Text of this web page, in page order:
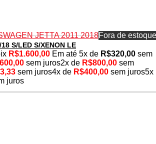
Fora de estoque
S/LED S/XENON LE
R$1.600,00 Em até 5x de R$320,00 sem
sem juros2x de R$800,00 sem
sem juros4x de R$400,00 sem juros5x
juros